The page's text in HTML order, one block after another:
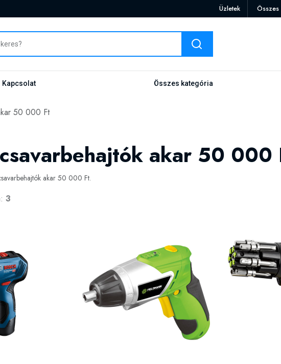
Üzletek
Kapcsolat Összes kategória
50 000 Ft
akar 50 000
akar 50 000 Ft.
3